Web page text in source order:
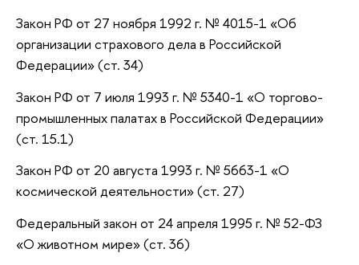
Закон РФ от 27 ноября 1992 г. № 4015-1 «Об
организации страхового дела в Российской
Федерации» (ст. 34)
Закон РФ от 7 июля 1993 г. № 5340-1 «О торгово-
промышленных палатах в Российской Федерации»
(ст. 15.1)
Закон РФ от 20 августа 1993 г. № 5663-1 «О
космической деятельности» (ст. 27)
Федеральный закон от 24 апреля 1995 г. № 52-ФЗ
«О животном мире» (ст. 36)